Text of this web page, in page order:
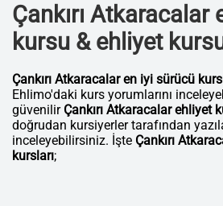
Çankırı Atkaracalar
kursu & ehliyet
Çankırı Atkaracalar en iyi sürücü
Ehlimo'daki kurs yorumlarını
güvenilir Çankırı Atkaracalar ehliyet
doğrudan kursiyerler tarafından
inceleyebilirsiniz. İşte Çankırı
kursları;